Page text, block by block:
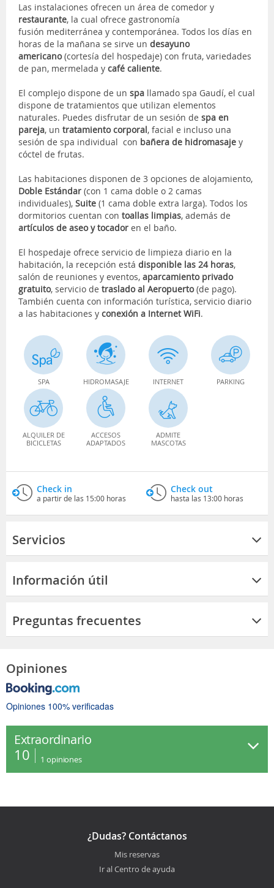
Las instalaciones ofrecen un área de comedor y
restaurante, la cual ofrece gastronomía
fusión mediterránea y contemporánea. Todos los días en
horas de la mañana se sirve un desayuno
americano(cortesía del hospedaje) con fruta, variedades
de pan, mermelada y café caliente.
El complejo dispone de un spa llamado spa Gaudí, el cual
dispone de tratamientos que utilizan elementos
naturales. Puedes disfrutar de un sesión de spa en
pareja, un tratamiento corporal, facial e incluso una
sesión de spa individual con bañera de hidromasaje y
cóctel de frutas.
Las habitaciones disponen de 3 opciones de alojamiento,
Doble Estándar (con 1 cama doble o 2 camas
individuales), Suite (1 cama doble extra larga). Todos los
dormitorios cuentan con toallas limpias, además de
artículos de aseo y tocador en el baño.
El hospedaje ofrece servicio de limpieza diario en la
habitación, la recepción está disponible las 24 horas,
salón de reuniones y eventos, aparcamiento privado
gratuito, servicio de traslado al Aeropuerto(de pago).
También cuenta con información turística, servicio diario
a las habitaciones y conexión a Internet WiFi.
SPA HIDROMASAJE INTERNET PARKING
ALQUILER DE
BICICLETAS
ACCESOS
ADAPTADOS
ADMITE
MASCOTAS
Check in
a partir de las 15:00 horas
Check out
hasta las 13:00 horas
Servicios
Información útil
Preguntas frecuentes
Opiniones
Opiniones 100% verificadas
Extraordinario
10 1 opiniones
¿Dudas? Contáctanos
Mis reservas
Ir al Centro de ayuda